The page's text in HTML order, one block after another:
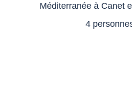
Méditerranée à Canet
4